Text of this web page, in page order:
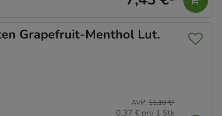
Grapefruit-Menthol Lut.
AVP: 11,10 €²
0,37 € pro 1 Stk